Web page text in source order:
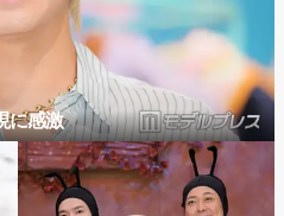
に感激